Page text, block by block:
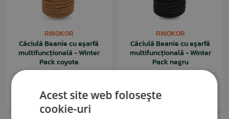
RINOKOR
Căciulă Beanie cu eșarfă
multifuncțională - Winter
Pack coyote
În stoc: 25buc.
RINOKOR
Căciulă Beanie cu eșarfă
multifuncțională - Winter
Pack negru
În stoc: 2buc.
Acest site web folosește
cookie-uri